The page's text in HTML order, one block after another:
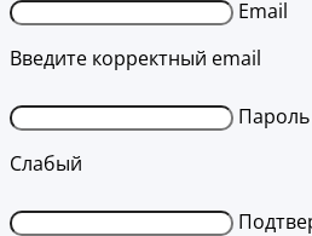
Email
Введите корректный email
Пароль
Слабый